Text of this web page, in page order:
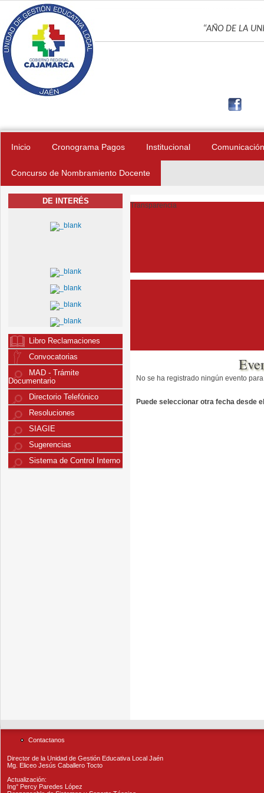
Pasar al contenido principal
“AÑO DE LA
Inicio Cronograma Pagos Institucional Comunicación
Concurso de Nombramiento Docente
DE INTERÉS
Libro Reclamaciones
Convocatorias
MAD - Trámite
Documentario
Directorio Telefónico
Resoluciones
SIAGIE
Sugerencias
Sistema de Control Interno
Transparencia
No se ha registrado ningún evento
Puede seleccionar otra fecha desde
Contactanos
Director de la Unidad de Gestión Educativa Local Jaén
Mg. Eliceo Jesús Caballero Tocto
Actualización:
Ing° Percy Paredes López